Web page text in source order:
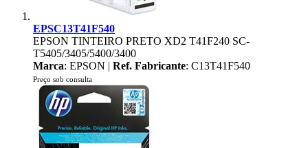
EPSC13T41F540
EPSON TINTEIRO PRETO XD2 T41F240 SC-
T5405/3405/5400/3400
Marca: EPSON | Ref. Fabricante: C13T41F540
Preço sob consulta